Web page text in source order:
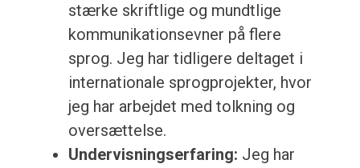
stærke skriftlige og mundtlige
kommunikationsevner på flere
sprog. Jeg har tidligere deltaget i
internationale sprogprojekter, hvor
jeg har arbejdet med tolkning og
oversættelse.
Undervisningserfaring: Jeg har